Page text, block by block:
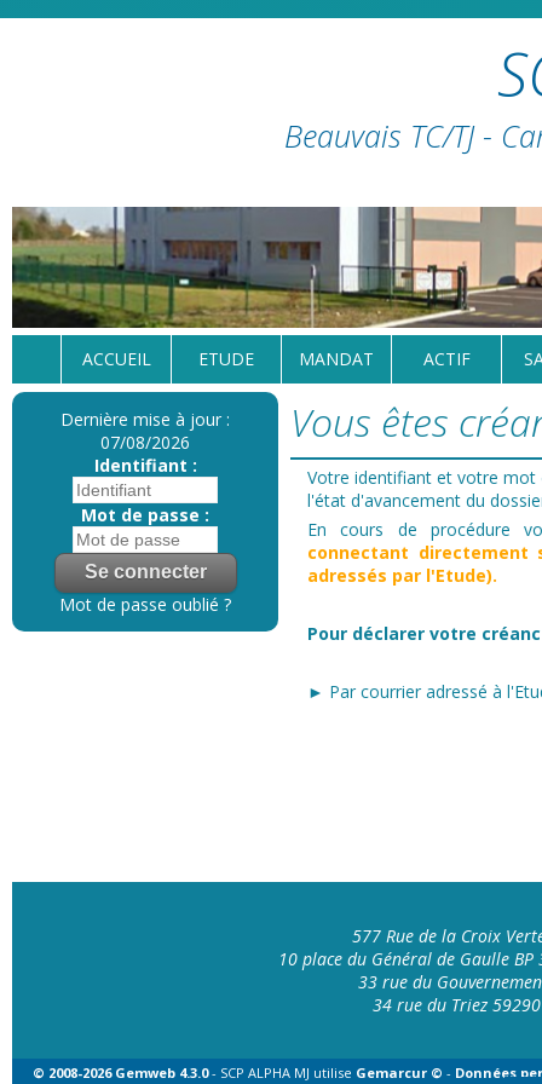
Beauvais TC/TJ -
ACCUEIL ETUDE MANDAT ACTIF
Dernière mise à jour :
07/08/2026
Identifiant :
Mot de passe :
Mot de passe oublié ?
Vous êtes
Votre identifiant et votre mot
l'état d'avancement du
En cours de procédure
connectant
adressés par l'Etude).
Pour déclarer votre
► Par courrier adressé à
577 Rue de la Croix
10 place du Général de Gaulle BP
33 rue du
34 rue du Triez 59290
© 2008-2026 Gemweb 4.3.0- SCP ALPHA MJ utilise Gemarcur © - Données